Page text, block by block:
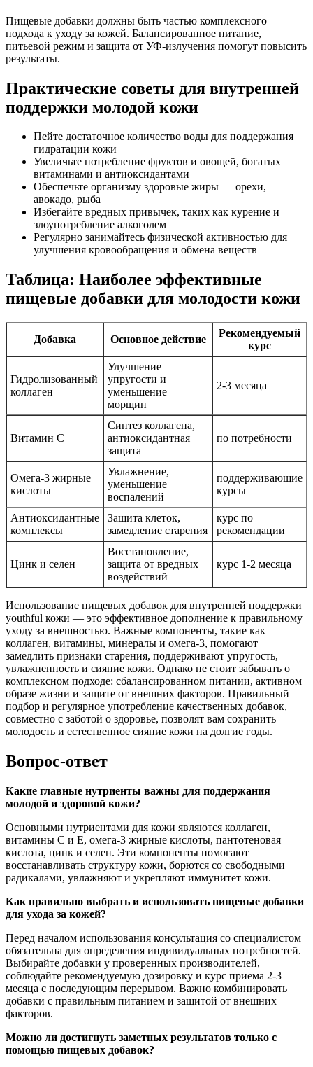
Пищевые добавки должны быть частью комплексного
подхода к уходу за кожей. Балансированное питание,
питьевой режим и защита от УФ-излучения помогут повысить
результаты.
Практические советы для внутренней
поддержки молодой кожи
Пейте достаточное количество воды для поддержания
гидратации кожи
Увеличьте потребление фруктов и овощей, богатых
витаминами и антиоксидантами
Обеспечьте организму здоровые жиры — орехи,
авокадо, рыба
Избегайте вредных привычек, таких как курение и
злоупотребление алкоголем
Регулярно занимайтесь физической активностью для
улучшения кровообращения и обмена веществ
Таблица: Наиболее эффективные
пищевые добавки для молодости кожи
Добавка Основное действие
Рекомендуемый
курс
Гидролизованный
коллаген
Улучшение
упругости и
уменьшение
морщин
2-3 месяца
Витамин С
Синтез коллагена,
антиоксидантная
защита
по потребности
Омега-3 жирные
кислоты
Увлажнение,
уменьшение
воспалений
поддерживающие
курсы
Антиоксидантные
комплексы
Защита клеток,
замедление старения
курс по
рекомендации
Цинк и селен
Восстановление,
защита от вредных
воздействий
курс 1-2 месяца
Использование пищевых добавок для внутренней поддержки
youthful кожи — это эффективное дополнение к правильному
уходу за внешностью. Важные компоненты, такие как
коллаген, витамины, минералы и омега-3, помогают
замедлить признаки старения, поддерживают упругость,
увлажненность и сияние кожи. Однако не стоит забывать о
комплексном подходе: сбалансированном питании, активном
образе жизни и защите от внешних факторов. Правильный
подбор и регулярное употребление качественных добавок,
совместно с заботой о здоровье, позволят вам сохранить
молодость и естественное сияние кожи на долгие годы.
Вопрос-ответ
Какие главные нутриенты важны для поддержания
молодой и здоровой кожи?
Основными нутриентами для кожи являются коллаген,
витамины C и Е, омега-3 жирные кислоты, пантотеновая
кислота, цинк и селен. Эти компоненты помогают
восстанавливать структуру кожи, борются со свободными
радикалами, увлажняют и укрепляют иммунитет кожи.
Как правильно выбрать и использовать пищевые добавки
для ухода за кожей?
Перед началом использования консультация со специалистом
обязательна для определения индивидуальных потребностей.
Выбирайте добавки у проверенных производителей,
соблюдайте рекомендуемую дозировку и курс приема 2-3
месяца с последующим перерывом. Важно комбинировать
добавки с правильным питанием и защитой от внешних
факторов.
Можно ли достигнуть заметных результатов только с
помощью пищевых добавок?